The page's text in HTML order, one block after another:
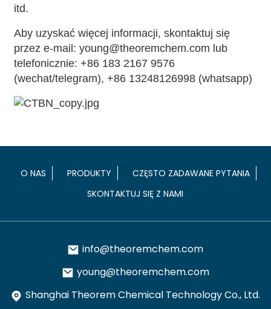
itd.
Aby uzyskać więcej informacji, skontaktuj się
przez e-mail: young@theoremchem.com lub
telefonicznie: +86 183 2167 9576
(wechat/telegram), +86 13248126998 (whatsapp)
O NAS PRODUKTY
CZĘSTO ZADAWANE PYTANIA
SKONTAKTUJ SIĘ Z NAMI
info@theoremchem.com
young@theoremchem.com
Shanghai Theorem Chemical Technology Co., Ltd.